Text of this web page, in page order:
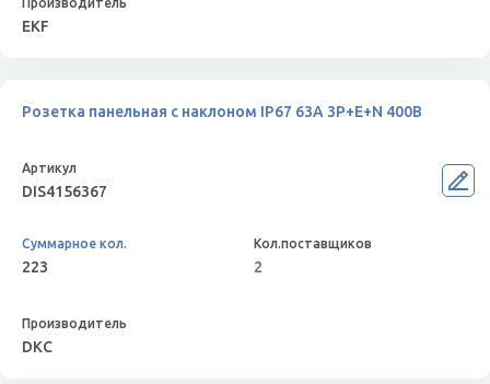
EKF
Розетка панельная с наклоном IP67 63A 3P+E+N 400В
DIS4156367
223 2
DKC